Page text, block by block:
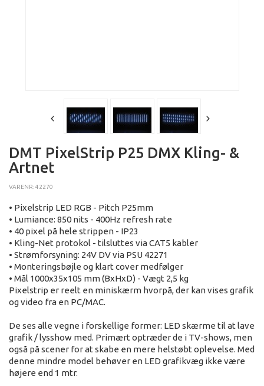
DMT PixelStrip P25 DMX Kling- &
Artnet
VARENR: 42270
• Pixelstrip LED RGB - Pitch P25mm
• Lumiance: 850 nits - 400Hz refresh rate
• 40 pixel på hele strippen - IP23
• Kling-Net protokol - tilsluttes via CAT5 kabler
• Strømforsyning: 24V DV via PSU 42271
• Monteringsbøjle og klart cover medfølger
• Mål 1000x35x105 mm (BxHxD) - Vægt 2,5 kg
Pixelstrip er reelt en miniskærm hvorpå, der kan vises grafik
og video fra en PC/MAC.
De ses alle vegne i forskellige former: LED skærme til at lave
grafik / lysshow med. Primært optræder de i TV-shows, men
også på scener for at skabe en mere helstøbt oplevelse. Med
denne mindre model behøver en LED grafikvæg ikke være
højere end 1 mtr.